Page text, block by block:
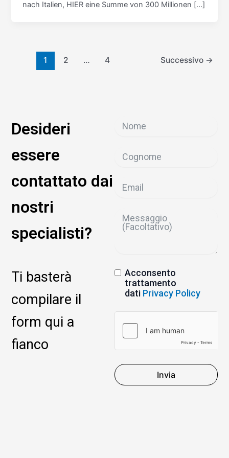
nach Italien, HIER eine Summe von 300 Millionen […]
1 2 … 4 Successivo →
Desideri
essere
contattato dai
nostri
specialisti?
Ti basterà
compilare il
form qui a
fianco
Acconsento
trattamento
dati Privacy Policy
Invia